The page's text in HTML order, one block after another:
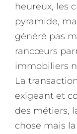
heureux, les
pyramide,
généré pas
rancœurs
immobiliers
La
exigeant et
des métiers,
chose mais